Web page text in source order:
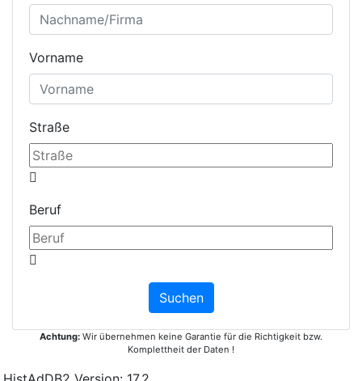
Vorname
Straße
Beruf
Achtung: Wir übernehmen keine Garantie für die Richtigkeit bzw.
Komplettheit der Daten !